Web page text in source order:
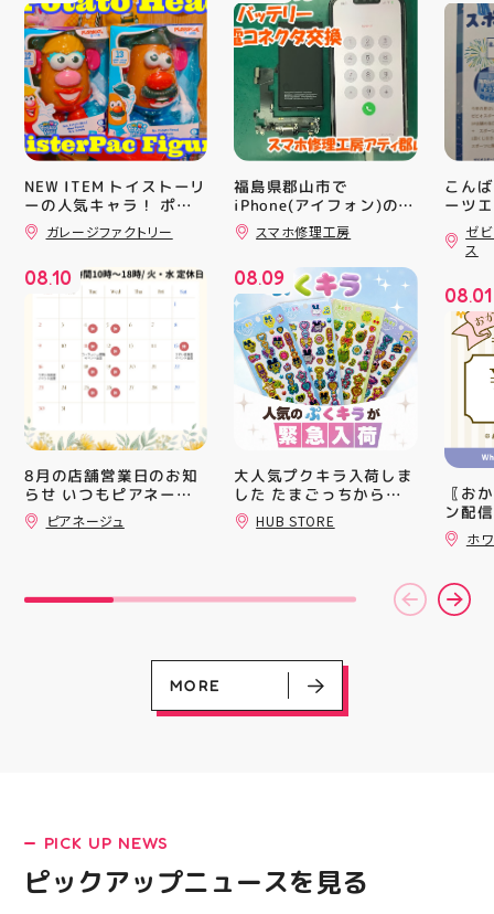
LATEST!
ピックアップニュース
NEW ITEM トイストーリ
ーの人気キャラ！ ポテ
トヘッド夫妻のフィギュ
アが登場！ ポテトのボ
み、 楽しい顔を作って
遊ぶ事が出来ます パー
るので色々楽しめますよ
#アメリカン雑貨 #アテ
ィ郡山 #福島県 #郡山駅
前 #郡山市
ガレージファクトリー
08.10
8月の店舗営業日のお知
らせ いつもピアネージ
ュをご利用いただき あ
りがとうございます 8月
15日は店舗をお休みさ
🧵定休日 火・水 イベ
ント出店の日もあります
ンダーをチェックしてい
皆さまをお待ちしていま
す #ピアネージュ #郡山
ハンドメイド #郡山ワー
ピアネージュ
福島県郡山市で
iPhone(アイフォン)の充
電口修理はスマホ修理工
房アティ郡山店なら即日
スマホ修理工房
08.09
大人気プクキラ入荷しま
した たまごっちからサ
ンリオまで 全13種類の
豊富なラインナップが勢
ず胸キュンしちゃうデザ
インばかり 集めたくな
定での入荷となりますの
で 気になっていた方、
まだGETできてない方は
売り切れる前にぜひお早
HUBSTORE 数量限定 新
商品入荷
HUB STORE
こん
ーツ
ィ郡
「ゼ
つり
16(日
ィ館
を行
入り
対策
た、
ート(
買い
ツポ
録)画
だく
加す
ズな
ぜひ
熱い
ゼ
ス
08.01
〖お
ン配
ッパ
￥
ーポ
ース
ホ
MORE
PICK UP NEWS
ピックアップニュースを見る